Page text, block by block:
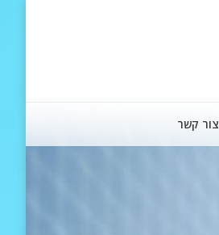
צור קשר